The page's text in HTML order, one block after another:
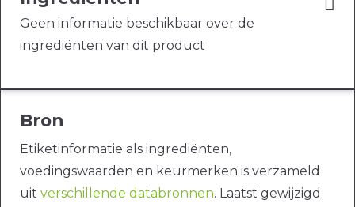
Geen informatie beschikbaar over de
ingrediënten van dit product
Bron
Etiketinformatie als ingrediënten,
voedingswaarden en keurmerken is verzameld
uit verschillende databronnen. Laatst gewijzigd